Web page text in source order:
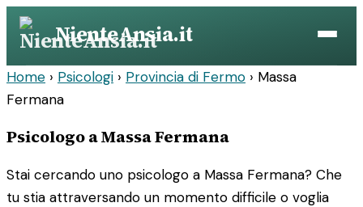
Vai
contenuto
NienteAnsia.it
Home › Psicologi › Provincia di Fermo › Massa
Fermana
Psicologo a Massa Fermana
Stai cercando uno psicologo a Massa Fermana? Che
tu stia attraversando un momento difficile o voglia